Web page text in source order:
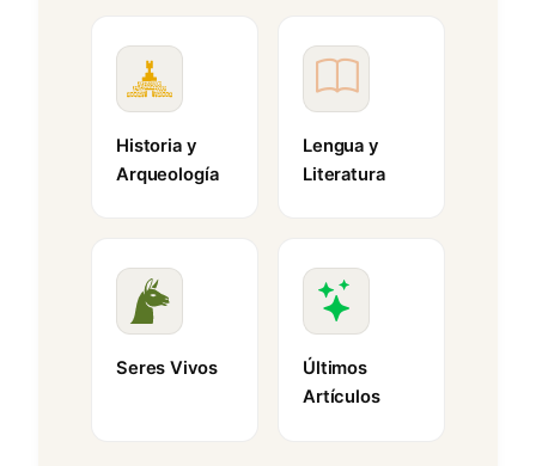
Historia y
Arqueología
Lengua y
Literatura
Seres Vivos
Últimos
Artículos